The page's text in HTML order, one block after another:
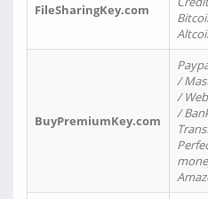
FileSharingKey.com
BuyPremiumKey.com
/
/
/